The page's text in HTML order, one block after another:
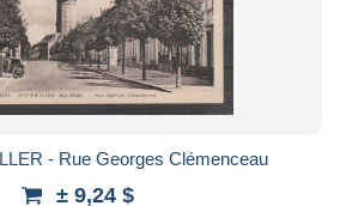
- Rue Georges Clémenceau
± 9,24 $